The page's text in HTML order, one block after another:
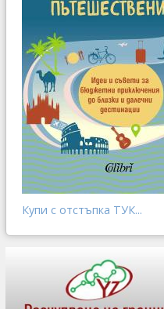
Купи с отстъпка ТУК...